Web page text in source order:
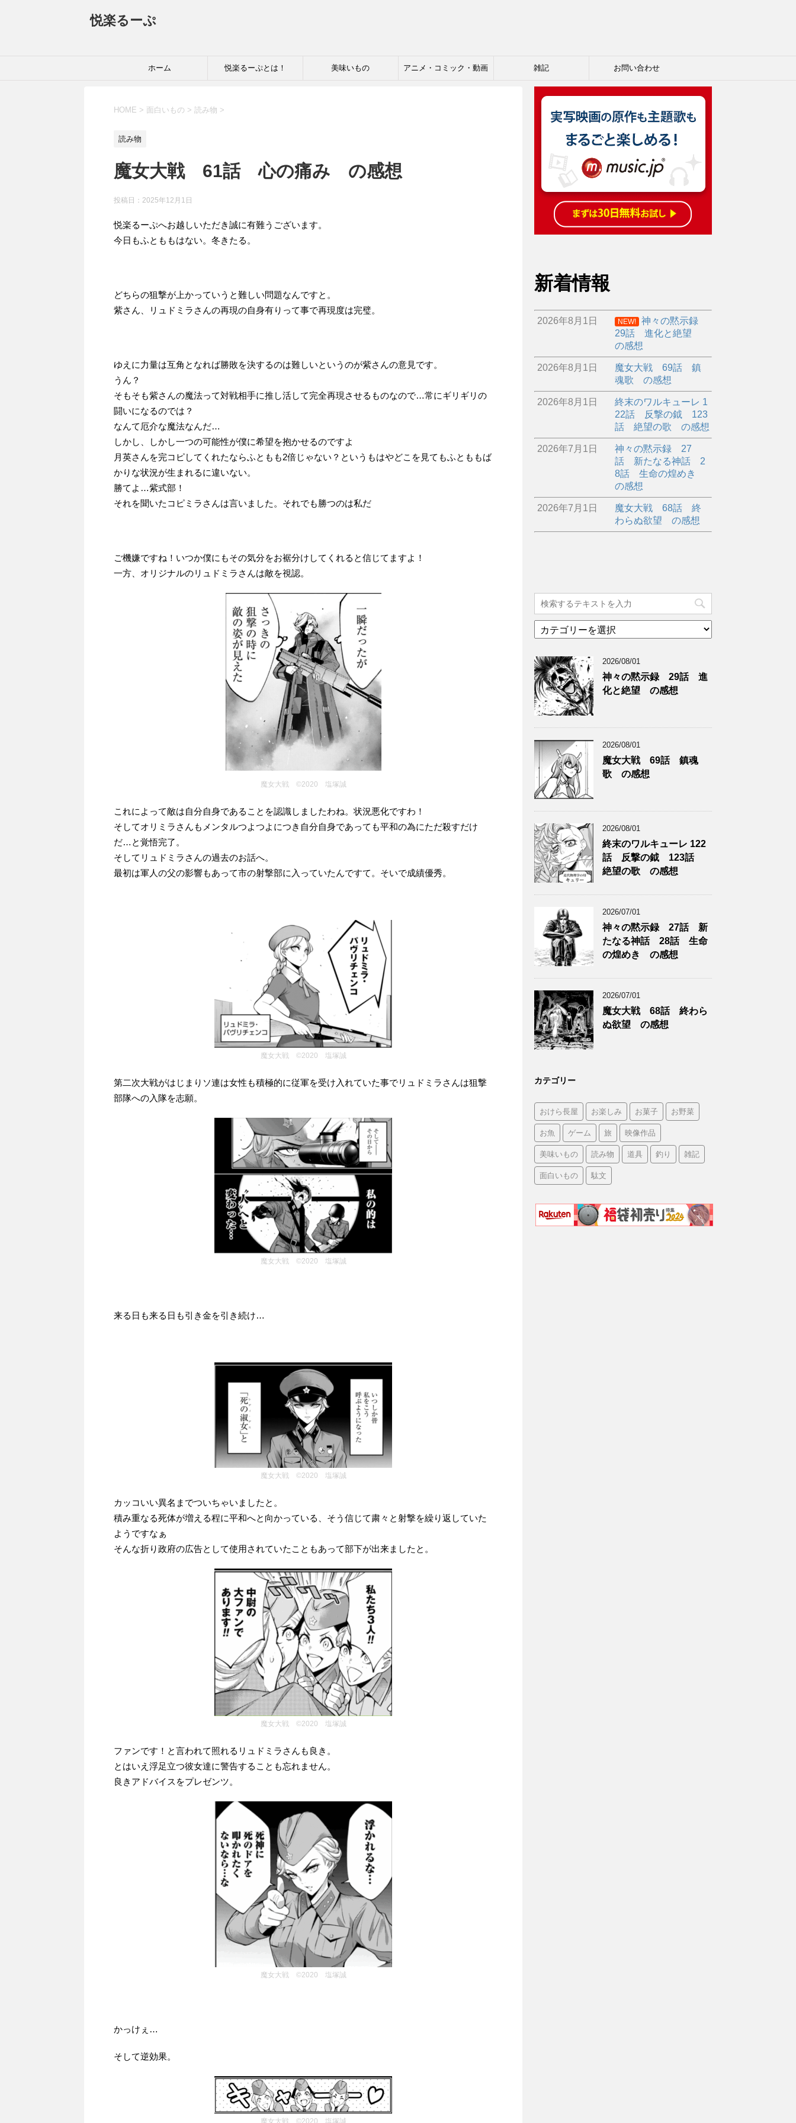
悦楽るーぷ
ホーム 悦楽るーぷとは！ 美味いもの アニメ・コミック・動画 雑記 お問い合わせ
HOME > 面白いもの > 読み物 >
読み物
魔女大戦 61話 心の痛み の感想
投稿日： 2025年12月1日
悦楽るーぷへお越しいただき誠に有難うございます。
今日もふとももはない。冬きたる。
どちらの狙撃が上かっていうと難しい問題なんですと。
紫さん、リュドミラさんの再現の自身有りって事で再現度は完璧。
ゆえに力量は互角となれば勝敗を決するのは難しいというのが紫さんの意見です。
うん？
そもそも紫さんの魔法って対戦相手に推し活して完全再現させるものなので…常にギリギリの
闘いになるのでは？
なんて厄介な魔法なんだ…
しかし、しかし一つの可能性が僕に希望を抱かせるのですよ
月英さんを完コピしてくれたならふともも2倍じゃない？というもはやどこを見てもふとももば
かりな状況が生まれるに違いない。
勝てよ…紫式部！
それを聞いたコピミラさんは言いました。それでも勝つのは私だ
ご機嫌ですね！いつか僕にもその気分をお裾分けしてくれると信じてますよ！
一方、オリジナルのリュドミラさんは敵を視認。
魔女大戦 ©2020 塩塚誠
これによって敵は自分自身であることを認識しましたわね。状況悪化ですわ！
そしてオリミラさんもメンタルつよつよにつき自分自身であっても平和の為にただ殺すだけ
だ…と覚悟完了。
そしてリュドミラさんの過去のお話へ。
最初は軍人の父の影響もあって市の射撃部に入っていたんですて。そいで成績優秀。
魔女大戦 ©2020 塩塚誠
第二次大戦がはじまりソ連は女性も積極的に従軍を受け入れていた事でリュドミラさんは狙撃
部隊への入隊を志願。
魔女大戦 ©2020 塩塚誠
来る日も来る日も引き金を引き続け…
魔女大戦 ©2020 塩塚誠
カッコいい異名までついちゃいましたと。
積み重なる死体が増える程に平和へと向かっている、そう信じて粛々と射撃を繰り返していた
ようですなぁ
そんな折り政府の広告として使用されていたこともあって部下が出来ましたと。
魔女大戦 ©2020 塩塚誠
ファンです！と言われて照れるリュドミラさんも良き。
とはいえ浮足立つ彼女達に警告することも忘れません。
良きアドバイスをプレゼンツ。
魔女大戦 ©2020 塩塚誠
かっけぇ…
そして逆効果。
魔女大戦 ©2020 塩塚誠
新着情報
2026年8月1日 NEW!
神々の黙示録
29話 進化と絶望
の感想
2026年8月1日
魔女大戦 69話 鎮
魂歌 の感想
2026年8月1日
終末のワルキューレ 1
22話 反撃の鉞 123
話 絶望の歌 の感想
2026年7月1日
神々の黙示録 27
話 新たなる神話 2
8話 生命の煌めき
の感想
2026年7月1日
魔女大戦 68話 終
わらぬ欲望 の感想
テ
リ
ー
2026/08/01
神々の黙示録 29話 進
化と絶望 の感想
2026/08/01
魔女大戦 69話 鎮魂
歌 の感想
2026/08/01
終末のワルキューレ 122
話 反撃の鉞 123話
絶望の歌 の感想
2026/07/01
神々の黙示録 27話 新
たなる神話 28話 生命
の煌めき の感想
2026/07/01
魔女大戦 68話 終わら
ぬ欲望 の感想
カテゴリー
おけら長屋 お楽しみ お菓子 お野菜
お魚 ゲーム 旅 映像作品
美味いもの 読み物 道具 釣り 雑記
面白いもの 駄文